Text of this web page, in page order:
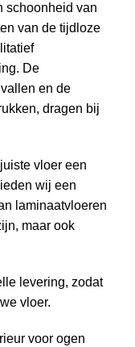
schoonheid van
van de tijdloze
De
en de
dragen bij
vloer een
wij een
laminaatvloeren
maar ook
levering, zodat
vloer.
voor ogen